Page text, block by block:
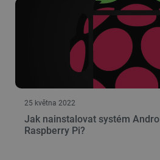
25 května 2022
Jak nainstalovat systém
Raspberry Pi?